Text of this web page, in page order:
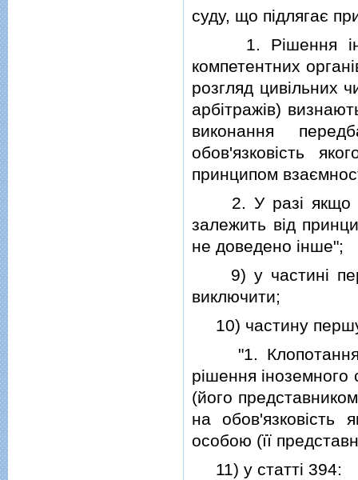
суду, що пiдлягає
1. Рiшення
компетентних
розгляд цивiльних
арбiтражiв)
виконання
обов'язковiсть
принципом
2. У разi якщо
залежить вiд
не доведено iнше";
9) у частинi
виключити;
10) частину першу
"1. Клопотання
рiшення iноземного
(його
на обов'язковiсть
особою (її
11) у статтi 394: